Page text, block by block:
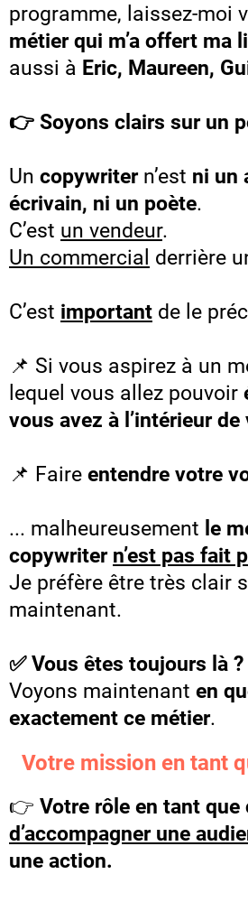
programme, laissez-moi
métier qui m’a offert ma
aussi à Eric, Maureen,
👉 Soyons clairs sur un
Un copywritern’est ni un
écrivain, ni un poète.
C’est un vendeur.
Un commercial derrière
C’est important de le
📌 Si vous aspirez à un
lequel vous allez pouvoir
vous avez à l’intérieur de
📌 Faire entendre votre
... malheureusement le
copywriter n’est pas fait
Je préfère être très clair
maintenant.
✅ Vous êtes toujours là ?
Voyons maintenant en
exactement ce métier.
Votre mission en tant
👉 Votre rôle en tant
d’accompagner une
une action.